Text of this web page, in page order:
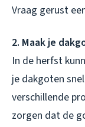
Vraag gerust
2. Maak je
In de herfst
je dakgoten
verschillende
zorgen dat de